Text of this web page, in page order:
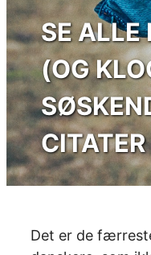
SE ALLE
(OG
CITATER
Det er de